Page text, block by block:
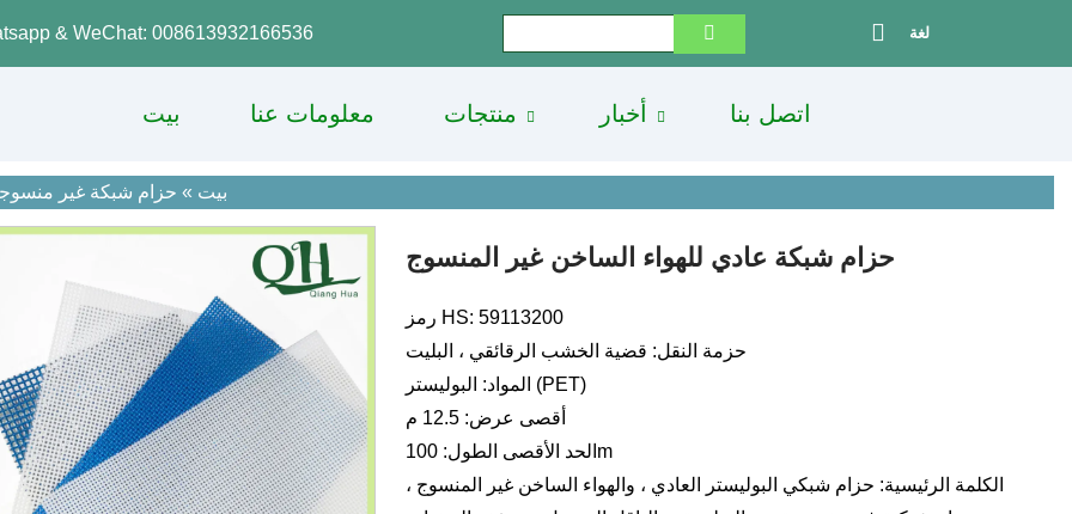
& WeChat: 008613932166536 لغة
بيت معلومات عنا منتجات أخبار اتصل بنا
بيت » حزام شبكة غير
حزام شبكة عادي للهواء الساخن غير المنسوج
رمز HS: 59113200
حزمة النقل: قضية الخشب الرقائقي ، البليت
المواد: البوليستر (PET)
أقصى عرض: 12.5 م
الحد الأقصى الطول: 100m
الكلمة الرئيسية: حزام شبكي البوليستر العادي ، والهواء الساخن غير المنسوج ،